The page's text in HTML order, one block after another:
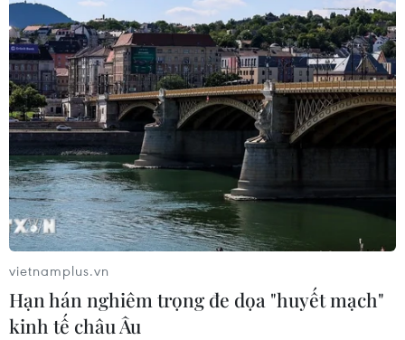
vietnamplus.vn
Hạn hán nghiêm trọng đe dọa "huyết mạch"
kinh tế châu Âu